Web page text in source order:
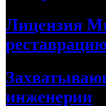
Лицензия
инженерии